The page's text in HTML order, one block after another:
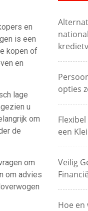
en
is een
kopen of
en
lage
u
om
de
om
om advies
opties
een
Veilig
Hoe